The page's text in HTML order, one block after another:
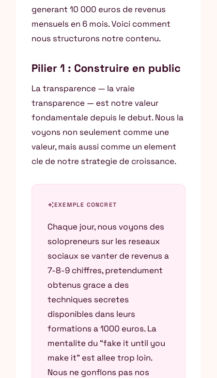
generant 10 000 euros de revenus
mensuels en 6 mois. Voici comment
nous structurons notre contenu.
Pilier 1 : Construire en public
La transparence — la vraie
transparence — est notre valeur
fondamentale depuis le debut. Nous la
voyons non seulement comme une
valeur, mais aussi comme un element
cle de notre strategie de croissance.
auto_awesomeEXEMPLE CONCRET
Chaque jour, nous voyons des
solopreneurs sur les reseaux
sociaux se vanter de revenus a
7-8-9 chiffres, pretendument
obtenus grace a des
techniques secretes
disponibles dans leurs
formations a 1000 euros. La
mentalite du “fake it until you
make it” est allee trop loin.
Nous ne gonflons pas nos